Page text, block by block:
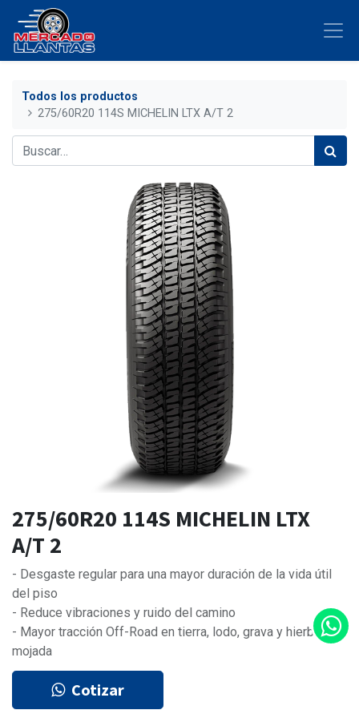
Todos los productos
275/60R20 114S MICHELIN LTX A/T 2
275/60R20 114S MICHELIN LTX
A/T 2
- Desgaste regular para una mayor duración de la vida útil
del piso
- Reduce vibraciones y ruido del camino
- Mayor tracción Off-Road en tierra, lodo, grava y hierba
mojada
Cotizar